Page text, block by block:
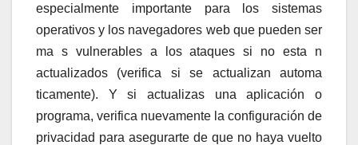
especialmente importante para los sistemas
operativos y los navegadores web que pueden ser
ma s vulnerables a los ataques si no esta n
actualizados (verifica si se actualizan automa
ticamente). Y si actualizas una aplicación o
programa, verifica nuevamente la configuración de
privacidad para asegurarte de que no haya vuelto